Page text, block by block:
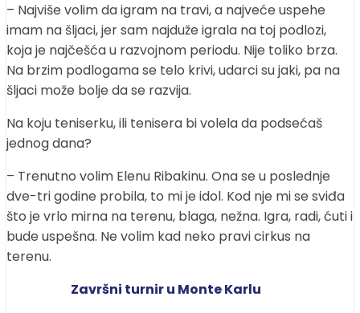
– Najviše volim da igram na travi, a najveće uspehe
imam na šljaci, jer sam najduže igrala na toj podlozi,
koja je najčešća u razvojnom periodu. Nije toliko brza.
Na brzim podlogama se telo krivi, udarci su jaki, pa na
šljaci može bolje da se razvija.
Na koju teniserku, ili tenisera bi volela da podsećaš
jednog dana?
– Trenutno volim Elenu Ribakinu. Ona se u poslednje
dve-tri godine probila, to mi je idol. Kod nje mi se sviđa
što je vrlo mirna na terenu, blaga, nežna. Igra, radi, ćuti i
bude uspešna. Ne volim kad neko pravi cirkus na
terenu.
Završni turnir u Monte Karlu